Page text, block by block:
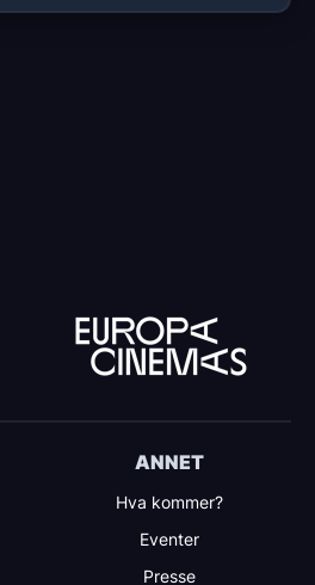
ANNET
Hva kommer?
Eventer
Presse